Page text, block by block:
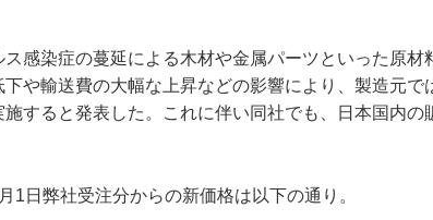
感染症の蔓延による木材や金属パーツといった原材
や輸送費の大幅な上昇などの影響により、製造元で
すると発表した。これに伴い同社でも、日本国内の
日弊社受注分からの新価格は以下の通り。